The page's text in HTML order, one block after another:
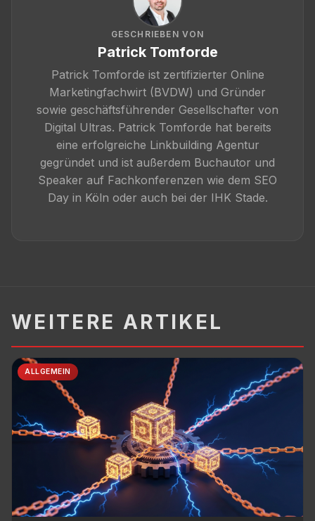
GESCHRIEBEN VON
Patrick Tomforde
Patrick Tomforde ist zertifizierter Online
Marketingfachwirt (BVDW) und Gründer
sowie geschäftsführender Gesellschafter von
Digital Ultras. Patrick Tomforde hat bereits
eine erfolgreiche Linkbuilding Agentur
gegründet und ist außerdem Buchautor und
Speaker auf Fachkonferenzen wie dem SEO
Day in Köln oder auch bei der IHK Stade.
WEITERE ARTIKEL
ALLGEMEIN